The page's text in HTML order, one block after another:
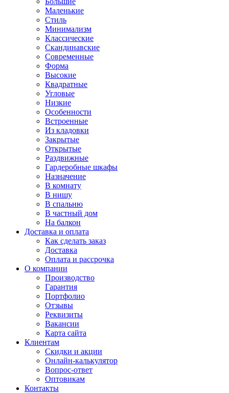
Маленькие
Стиль
Минимализм
Классические
Скандинавские
Современные
Форма
Высокие
Квадратные
Угловые
Низкие
Особенности
Встроенные
Из кладовки
Закрытые
Открытые
Раздвижные
Гардеробные шкафы
Назначение
В комнату
В нишу
В спальню
В частный дом
На балкон
Доставка и оплата
Как сделать заказ
Доставка
Оплата и рассрочка
О компании
Производство
Гарантия
Портфолио
Отзывы
Реквизиты
Вакансии
Карта сайта
Клиентам
Скидки и акции
Онлайн-калькулятор
Вопрос-ответ
Оптовикам
Контакты